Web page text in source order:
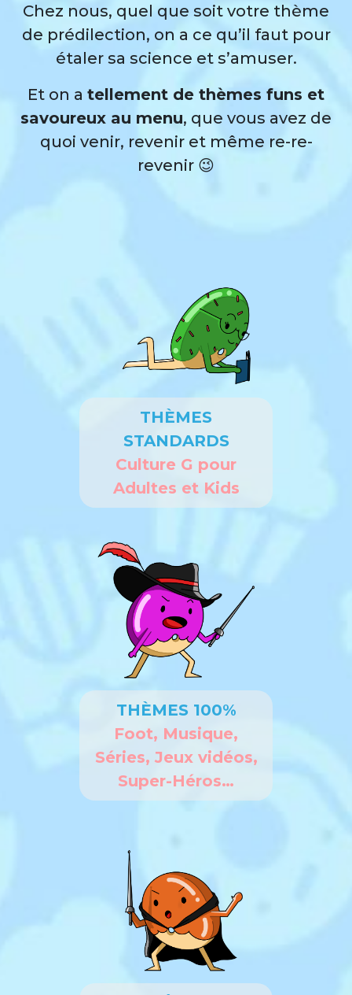
Chez nous, quel que soit votre thème
de prédilection, on a ce qu’il faut pour
étaler sa science et s’amuser.
Et on a tellement de thèmes funs et
savoureux au menu, que vous avez de
quoi venir, revenir et même re-re-
revenir 😉
THÈMES
STANDARDS
Culture G pour
Adultes et Kids
THÈMES 100%
Foot, Musique,
Séries, Jeux vidéos,
Super-Héros…